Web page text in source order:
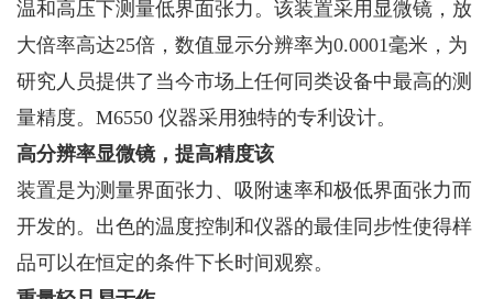
温和高压下测量低界面张力。该装置采用显微镜，放
大倍率高达25倍，数值显示分辨率为0.0001毫米，为
研究人员提供了当今市场上任何同类设备中最高的测
量精度。M6550 仪器采用独特的专利设计。
高分辨率显微镜，提高精度该
装置是为测量界面张力、吸附速率和极低界面张力而
开发的。出色的温度控制和仪器的最佳同步性使得样
品可以在恒定的条件下长时间观察。